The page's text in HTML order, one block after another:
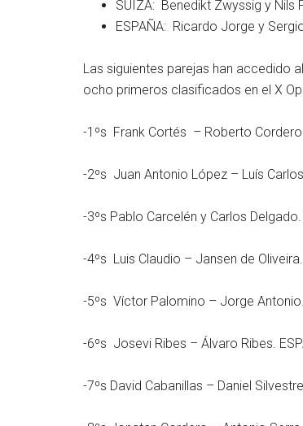
SUIZA: Benedikt Zwyssig y Nils
ESPAÑA: Ricardo Jorge y
Las siguientes parejas han accedido
ocho primeros clasificados en el X
-1ºs Frank Cortés – Roberto
-2ºs Juan Antonio López – Luís
-3ºs Pablo Carcelén y Carlos Delgado.
-4ºs Luis Claudio – Jansen de
-5ºs Víctor Palomino – Jorge
-6ºs Josevi Ribes – Álvaro Ribes.
-7ºs David Cabanillas – Daniel